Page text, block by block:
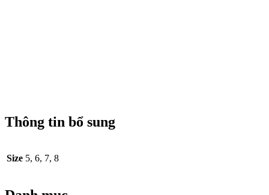
Thông tin bổ sung
Size 5, 6, 7, 8